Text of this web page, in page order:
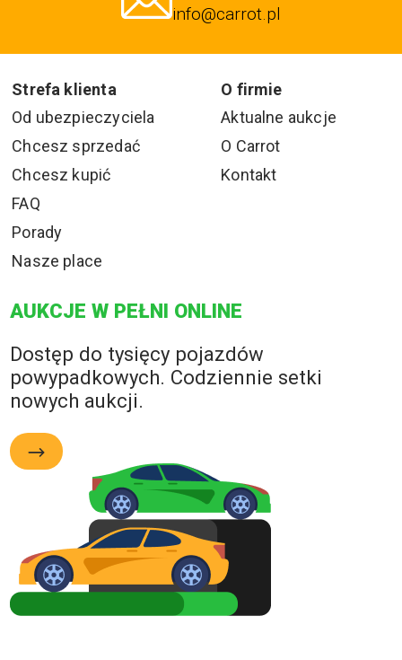
info@carrot.pl
Strefa klienta
O firmie
Od ubezpieczyciela
Chcesz sprzedać
Chcesz kupić
FAQ
Porady
Nasze place
Aktualne aukcje
O Carrot
Kontakt
AUKCJE W PEŁNI ONLINE
Dostęp do tysięcy pojazdów
powypadkowych. Codziennie setki
nowych aukcji.